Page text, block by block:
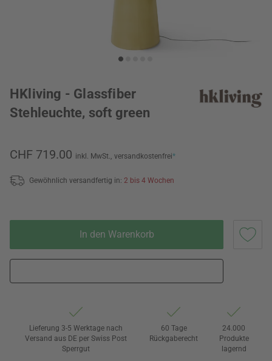
HKliving - Glassfiber
Stehleuchte, soft green
CHF 719.00 inkl. MwSt., versandkostenfrei*
Gewöhnlich versandfertig in: 2 bis 4 Wochen
In den Warenkorb
Lieferung 3-5 Werktage nach
Versand aus DE per Swiss Post
Sperrgut
60 Tage
Rückgaberecht
24.000
Produkte
lagernd